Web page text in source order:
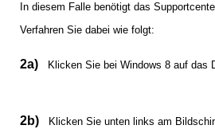
In diesem Falle benötigt das
Verfahren Sie dabei wie folgt:
2a) Klicken Sie bei Windows 8 auf das
2b) Klicken Sie unten links am